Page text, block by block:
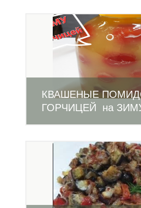
КВАШЕНЫЕ
ГОРЧИЦЕЙ на